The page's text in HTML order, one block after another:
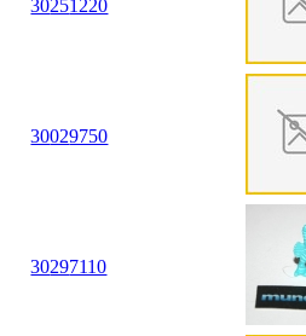
30251220
30029750
30297110